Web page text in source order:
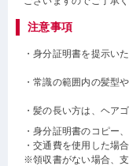
注意事項
・身分証明書を提示い
・常識の範囲内の髪型
・髪の長い方は、ヘア
・身分証明書のコピー
・交通費を使用した場
※領収書がない場合、